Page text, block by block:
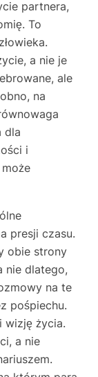
partnera,
To
a nie je
ale
na
dla
i
presji czasu.
obie strony
nie dlatego,
na te
pośpiechu.
wizję życia.
a nie